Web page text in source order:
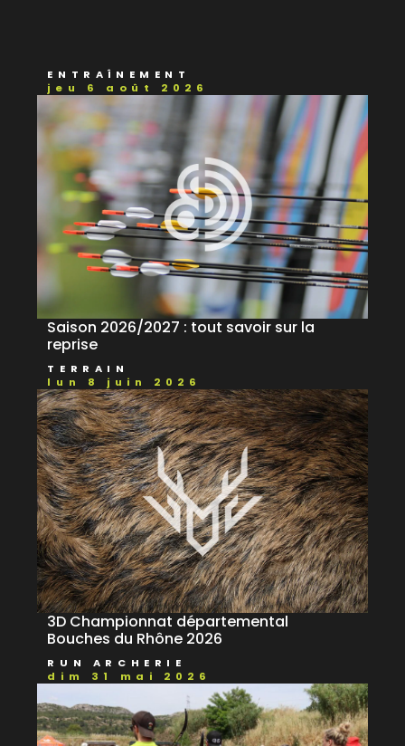
ENTRAÎNEMENT
jeu 6 août 2026
Saison 2026/2027 : tout savoir sur la
reprise
TERRAIN
lun 8 juin 2026
3D Championnat départemental
Bouches du Rhône 2026
RUN ARCHERIE
dim 31 mai 2026